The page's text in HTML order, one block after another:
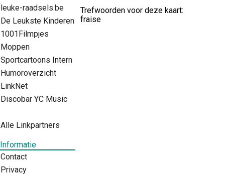
leuke-raadsels.be
De Leukste Kinderen
1001Filmpjes
Moppen
Sportcartoons Intern
Humoroverzicht
LinkNet
Discobar YC Music
Alle Linkpartners
Informatie
Contact
Privacy
Trefwoorden voor deze kaart:
fraise